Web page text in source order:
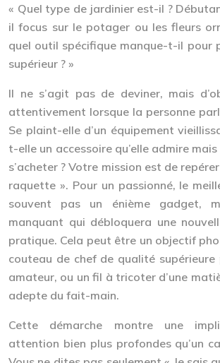
« Quel type de jardinier est-il ?
il focus sur le potager ou les fleurs
quel outil spécifique manque-t-il pour
supérieur ? »
Il ne s’agit pas de deviner, mais
attentivement lorsque la personne
Se plaint-elle d’un équipement
t-elle un accessoire qu’elle admire mais
s’acheter ? Votre mission est de
raquette ». Pour un passionné, le
souvent pas un énième gadget,
manquant qui débloquera une
pratique. Cela peut être un objectif
couteau de chef de qualité supérieure
amateur, ou un fil à tricoter d’une
adepte du fait-main.
Cette démarche montre une
attention bien plus profondes qu’un